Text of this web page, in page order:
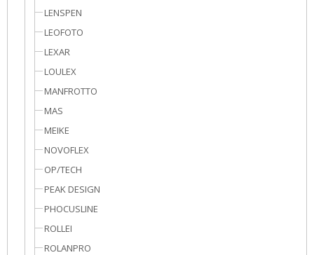
LENSPEN
LEOFOTO
LEXAR
LOULEX
MANFROTTO
MAS
MEIKE
NOVOFLEX
OP/TECH
PEAK DESIGN
PHOCUSLINE
ROLLEI
ROLANPRO